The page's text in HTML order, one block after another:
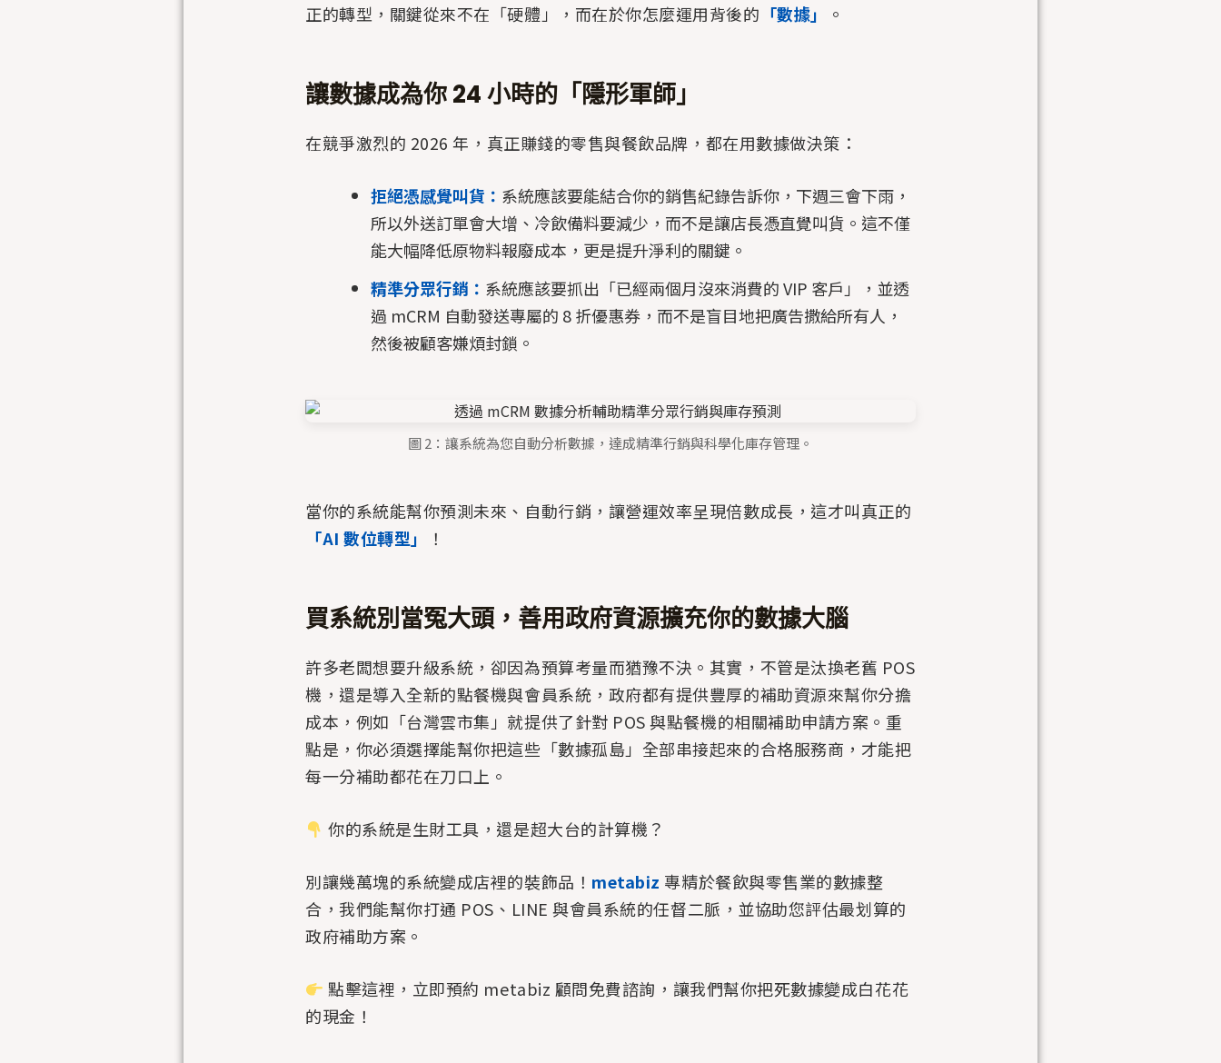
正的轉型，關鍵從來不在「硬體」，而在於你怎麼運用背後的 「數據」 。
讓數據成為你 24 小時的「隱形軍師」
在競爭激烈的 2026 年，真正賺錢的零售與餐飲品牌，都在用數據做決策：
拒絕憑感覺叫貨： 系統應該要能結合你的銷售紀錄告訴你，下週三會下雨，
所以外送訂單會大增、冷飲備料要減少，而不是讓店長憑直覺叫貨。這不僅
能大幅降低原物料報廢成本，更是提升淨利的關鍵。
精準分眾行銷： 系統應該要抓出「已經兩個月沒來消費的 VIP 客戶」，並透
過 mCRM 自動發送專屬的 8 折優惠券，而不是盲目地把廣告撒給所有人，
然後被顧客嫌煩封鎖。
圖 2：讓系統為您自動分析數據，達成精準行銷與科學化庫存管理。
當你的系統能幫你預測未來、自動行銷，讓營運效率呈現倍數成長，這才叫真正的
「AI 數位轉型」
！
買系統別當冤大頭，善用政府資源擴充你的數據大腦
許多老闆想要升級系統，卻因為預算考量而猶豫不決。其實，不管是汰換老舊 POS
機，還是導入全新的點餐機與會員系統，政府都有提供豐厚的補助資源來幫你分擔
成本，例如「台灣雲市集」就提供了針對 POS 與點餐機的相關補助申請方案。重
點是，你必須選擇能幫你把這些「數據孤島」全部串接起來的合格服務商，才能把
每一分補助都花在刀口上。
你的系統是生財工具，還是超大台的計算機？
別讓幾萬塊的系統變成店裡的裝飾品！ metabiz 專精於餐飲與零售業的數據整
合，我們能幫你打通 POS、LINE 與會員系統的任督二脈，並協助您評估最划算的
政府補助方案。
點擊這裡，立即預約 metabiz 顧問免費諮詢，讓我們幫你把死數據變成白花花
的現金！